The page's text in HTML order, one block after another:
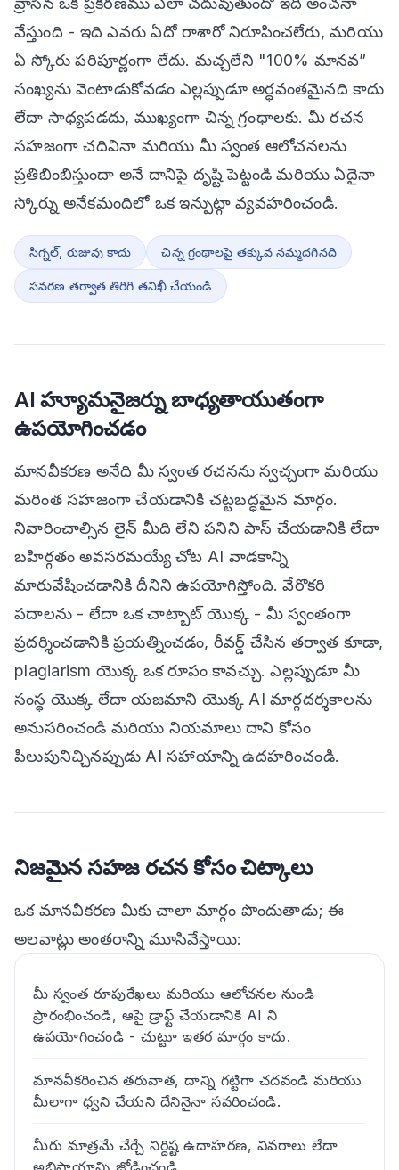
వేస్తుంది - ఇది ఎవరు ఏదో రాశారో నిరూపించలేరు, మరియు
ఏ స్కోరు పరిపూర్ణంగా లేదు. మచ్చలేని "100% మానవ”
సంఖ్యను వెంటాడుకోవడం ఎల్లప్పుడూ అర్ధవంతమైనది కాదు
లేదా సాధ్యపడదు, ముఖ్యంగా చిన్న గ్రంథాలకు. మీ రచన
సహజంగా చదివినా మరియు మీ స్వంత ఆలోచనలను
ప్రతిబింబిస్తుందా అనే దానిపై దృష్టి పెట్టండి మరియు ఏదైనా
స్కోర్ను అనేకమందిలో ఒక ఇన్పుట్గా వ్యవహరించండి.
సిగ్నల్, రుజువు కాదు చిన్న గ్రంథాలపై తక్కువ నమ్మదగినది
సవరణ తర్వాత తిరిగి తనిఖీ చేయండి
AI హ్యూమనైజర్ను బాధ్యతాయుతంగా
ఉపయోగించడం
మానవీకరణ అనేది మీ స్వంత రచనను స్వచ్చంగా మరియు
మరింత సహజంగా చేయడానికి చట్టబద్ధమైన మార్గం.
నివారించాల్సిన లైన్ మీది లేని పనిని పాస్ చేయడానికి లేదా
బహిర్గతం అవసరమయ్యే చోట AI వాడకాన్ని
మారువేషించడానికి దీనిని ఉపయోగిస్తోంది. వేరొకరి
పదాలను - లేదా ఒక చాట్బాట్ యొక్క - మీ స్వంతంగా
ప్రదర్శించడానికి ప్రయత్నించడం, రీవర్డ్ చేసిన తర్వాత కూడా,
plagiarism యొక్క ఒక రూపం కావచ్చు. ఎల్లప్పుడూ మీ
సంస్థ యొక్క లేదా యజమాని యొక్క AI మార్గదర్శకాలను
అనుసరించండి మరియు నియమాలు దాని కోసం
పిలుపునిచ్చినప్పుడు AI సహాయాన్ని ఉదహరించండి.
నిజమైన సహజ రచన కోసం చిట్కాలు
ఒక మానవీకరణ మీకు చాలా మార్గం పొందుతాడు; ఈ
అలవాట్లు అంతరాన్ని మూసివేస్తాయి:
మీ స్వంత రూపురేఖలు మరియు ఆలోచనల నుండి
ప్రారంభించండి, ఆపై డ్రాఫ్ట్ చేయడానికి AI ని
ఉపయోగించండి - చుట్టూ ఇతర మార్గం కాదు.
మానవీకరించిన తరువాత, దాన్ని గట్టిగా చదవండి మరియు
మీలాగా ధ్వని చేయని దేనినైనా సవరించండి.
మీరు మాత్రమే చేర్చే నిర్దిష్ట ఉదాహరణ, వివరాలు లేదా
అభిప్రాయాన్ని జోడించండి.